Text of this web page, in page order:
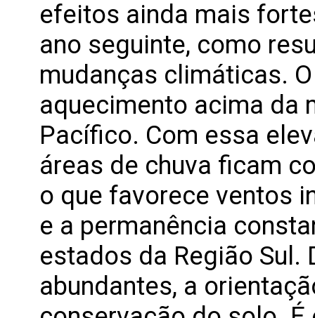
efeitos ainda mais
ano seguinte, como
mudanças climáticas.
aquecimento acima da
Pacífico. Com essa
áreas de chuva ficam
o que favorece ventos
e a permanência
estados da Região Sul.
abundantes, a